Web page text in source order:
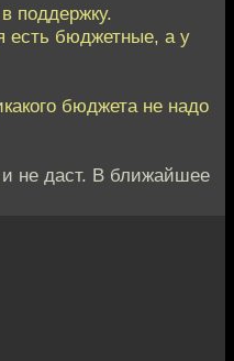
поддержку.
есть бюджетные, а у
бюджета не надо
не даст. В ближайшее